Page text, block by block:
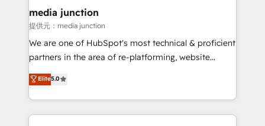
Mexico, USA, and Portugal—we've executed over a
hundred successful operations. Our approach,
rooted in RevOps principles, integrates analysis,
training, planning, and qualification. Leveraging
inbound marketing tactics, we focus on
understanding, nurturing, and converting leads.
media junction
提供元：media junction
We are one of HubSpot's most technical & proficient
partners in the area of re-platforming, website
design & development. We specialize in multi-hub
implementations for mid-market & enterprise
companies. We are woman-owned, powered by
coffee, and we ❤️ dogs. We produce award-winning
Elite5.0